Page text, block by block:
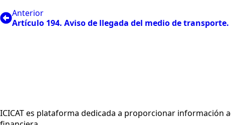
Anterior
Artículo 194. Aviso de llegada del medio de transporte.
ICICAT es plataforma dedicada a proporcionar